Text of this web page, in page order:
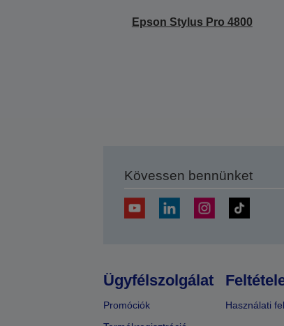
Epson Stylus Pro 4800
Kövessen bennünket
Ügyfélszolgálat
Promóciók
Használati